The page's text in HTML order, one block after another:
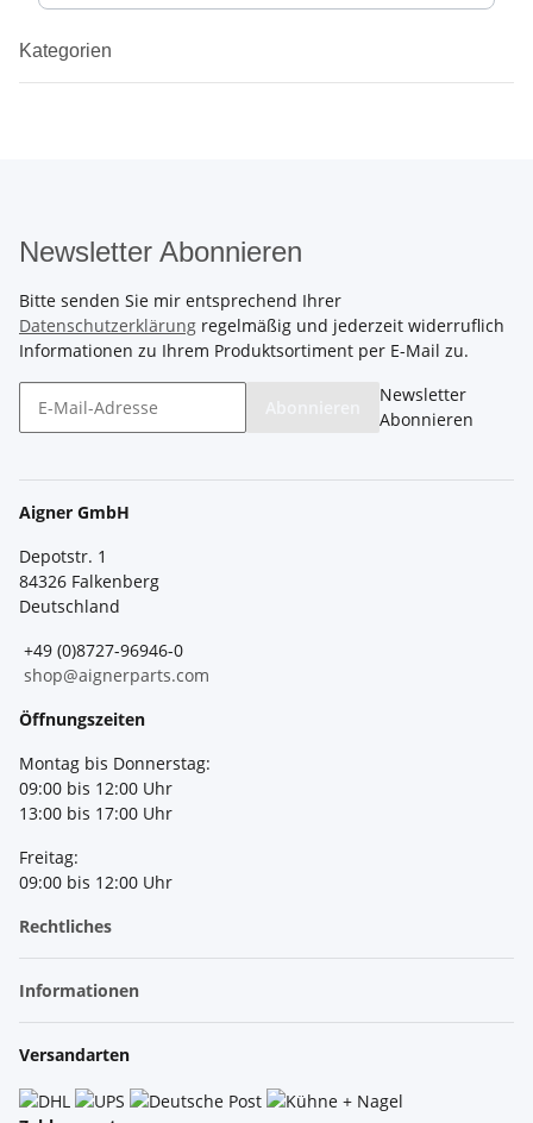
Kategorien
Newsletter Abonnieren
Bitte senden Sie mir entsprechend Ihrer
Datenschutzerklärung regelmäßig und jederzeit widerruflich
Informationen zu Ihrem Produktsortiment per E-Mail zu.
Newsletter
Abonnieren
Aigner GmbH
Depotstr. 1
84326 Falkenberg
Deutschland
+49 (0)8727-96946-0
shop@aignerparts.com
Öffnungszeiten
Montag bis Donnerstag:
09:00 bis 12:00 Uhr
13:00 bis 17:00 Uhr
Freitag:
09:00 bis 12:00 Uhr
Rechtliches
Informationen
Versandarten